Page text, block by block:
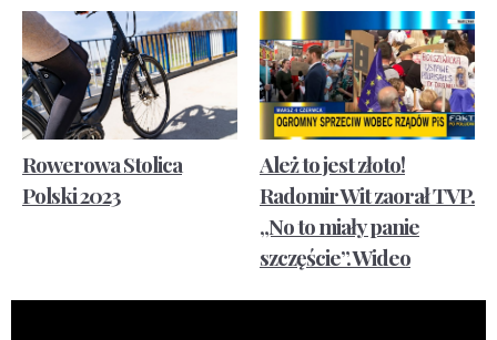
Rowerowa Stolica
Polski 2023
Ależ to jest złoto!
Radomir Wit zaorał TVP.
„No to miały panie
szczęście”. Wideo